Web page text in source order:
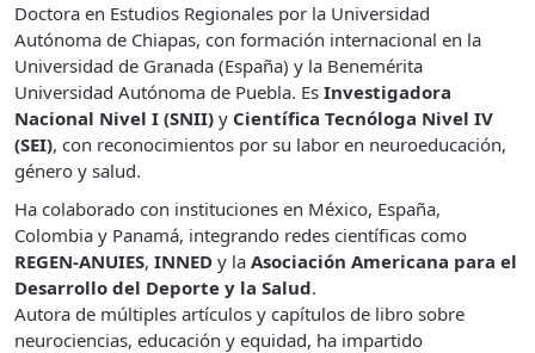
Doctora en Estudios Regionales por la Universidad
Autónoma de Chiapas, con formación internacional en la
Universidad de Granada (España) y la Benemérita
Universidad Autónoma de Puebla. Es Investigadora
Nacional Nivel I (SNII) y Científica Tecnóloga Nivel IV
(SEI), con reconocimientos por su labor en neuroeducación,
género y salud.
Ha colaborado con instituciones en México, España,
Colombia y Panamá, integrando redes científicas como
REGEN-ANUIES, INNED y la Asociación Americana para el
Desarrollo del Deporte y la Salud.
Autora de múltiples artículos y capítulos de libro sobre
neurociencias, educación y equidad, ha impartido